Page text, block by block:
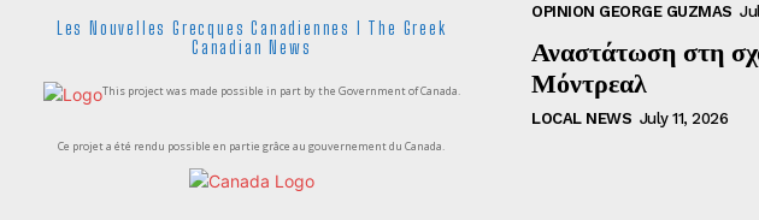
Les Nouvelles Grecques Canadiennes I The Greek
Canadian News
This project was made possible in part by the Government of Canada.
Ce projet a été rendu possible en partie grâce au gouvernement du Canada.
OPINION GEORGE GUZMAS
Αναστάτωση στη
Μόντρεαλ
LOCAL NEWS July 11, 2026